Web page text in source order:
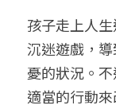
孩子走上人
沉迷遊戲，
憂的狀況。
適當的行動來